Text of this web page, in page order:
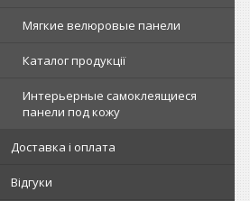
Мягкие велюровые панели
Каталог продукції
Интерьерные самоклеящиеся
панели под кожу
Доставка і оплата
Відгуки